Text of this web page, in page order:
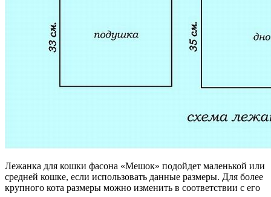
Лежанка для кошки фасона «Мешок» подойдет маленькой или
средней кошке, если использовать данные размеры. Для более
крупного кота размеры можно изменить в соответствии с его